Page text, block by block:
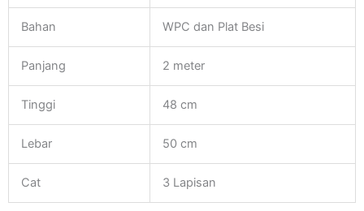
Bahan WPC dan Plat Besi
Panjang 2 meter
Tinggi 48 cm
Lebar 50 cm
Cat 3 Lapisan